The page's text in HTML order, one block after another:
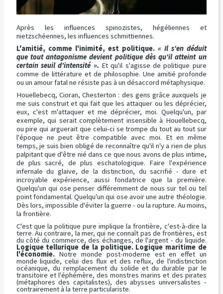
Après les influences spinozistes, hégéliennes et
nietzschéennes, les influences schmittiennes.
L'amitié, comme l'inimité, est politique. « Il s'en déduit
que tout antagonisme devient politique dès qu'il atteint un
certain seuil d'intensité ». Et qu'il s'agisse de politique pure
comme de littérature et de philosophie. Une amitié profonde
ou un amour fatal ne résiste pas à un désaccord métaphysique.
Houellebecq, Cioran, Chesterton : des gens grâce auxquels je
me suis construit et qui fait que les attaquer ou les déprécier,
eux, c'est m'attaquer et me déprécier, moi. Quelqu'un, par
exemple, qui serait complètement insensible à Houellebecq,
ou pire qui arguerait que celui-ci se trompe du tout au tout sur
l'époque ne peut être compatible avec moi. Et en même
temps, je suis bien obligé de reconnaître qu'il n'y a rien de plus
palpitant que d'être nié dans ce que nous avons de plus intime,
de plus sacré, de plus eschatologique. Faire l'expérience
infernale du glaive, de la distinction, du sacrifié - dure et
incroyable expérience, aussi fondatrice que la première.
Quelqu'un qui ose penser différemment de nous sur tel ou tel
point fondamental. Quelqu'un qui ose avoir une autre théologie.
Dès lors, impossible d'éviter la guerre - ou la rupture. Au moins,
la frontière.
C'est que la politique pure implique la frontière, c'est-à-dire la
terre. Au contraire, la mer, qui ne connaît pas de frontières, est
du côté du commerce, des échanges, de l'argent - du liquide.
Logique tellurique de la politique. Logique maritime de
l'économie. Notre monde post-moderne est en effet un
monde liquide, celui des flux et des reflux, de l'indistinction
océanique, du remplacement du solide et du durable par le
transitoire et l'éphémère, des monstres marins et des pirates
(métaphores des capitalistes), des abysses universalistes -
contrairement à la terre particulariste.